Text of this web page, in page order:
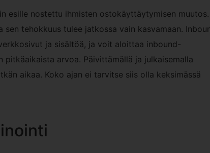
esille nostettu ihmisten ostokäyttäytymisen muutos.
tehokkuus tulee jatkossa vain kasvamaan.
ja sisältöä, ja voit aloittaa inbound-
arvoa. Päivittämällä ja julkaisemalla
aikaa. Koko ajan ei tarvitse siis olla keksimässä